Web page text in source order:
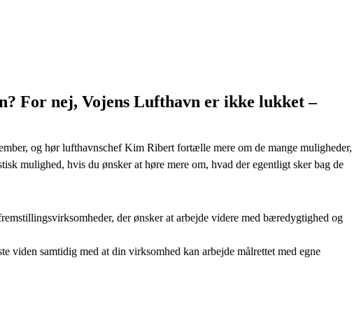
For nej, Vojens Lufthavn er ikke lukket –
og hør lufthavnschef Kim Ribert fortælle mere om de mange muligheder,
mulighed, hvis du ønsker at høre mere om, hvad der egentligt sker bag de
der ønsker at arbejde videre med bæredygtighed og
viden samtidig med at din virksomhed kan arbejde målrettet med egne